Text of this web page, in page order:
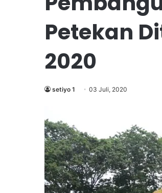
Petekan
2020
setiyo 1 03 Juli, 2020